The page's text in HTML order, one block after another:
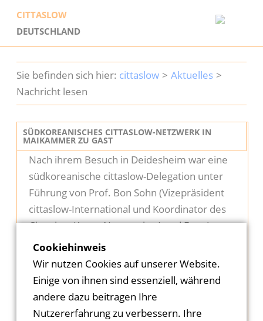
CITTASLOW
DEUTSCHLAND
cittaslow
Aktuelles
Nachricht lesen
SÜDKOREANISCHES CITTASLOW-NETZWERK IN
MAIKAMMER ZU GAST
Nach ihrem Besuch in Deidesheim war eine
südkoreanische cittaslow-Delegation unter
Führung von Prof. Bon Sohn (Vizepräsident
cittaslow-International und Koordinator des
Cittaslow-Korea-Netzwerkes) und Frau Jang
(Generalsekretärin des cittaslow-Netzwerks
Korea) zusammen mit den Cittaslow-
Netzwerk Korea-Managern Herrn Park und
Frau Yang, am 5. Juli auch in Maikammer zu
Gast.
Cookiehinweis
Wir nutzen Cookies auf unserer Website.
Einige von ihnen sind essenziell, während
andere dazu beitragen Ihre
Nutzererfahrung zu verbessern. Ihre
Startseite
Cittaslow
Dabei sein
Aktuelles
Kontakt